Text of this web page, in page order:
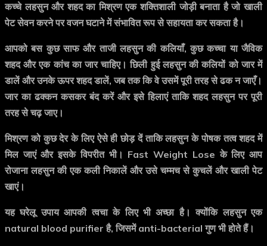
कच्चे लहसुन और शहद का मिश्रण एक शक्तिशाली जोड़ी बनाता है जो खाली
पेट सेवन करने पर वजन घटाने में संभावित रूप से सहायता कर सकता है।
आपको बस कुछ साफ और ताजी लहसुन की कलियाँ, कुछ कच्चा या जैविक
शहद और एक कांच का जार चाहिए। छिली हुई लहसुन की कलियों को जार में
डालें और उनके ऊपर शहद डालें, जब तक कि वे उसमें पूरी तरह से ढक न जाएँ।
जार का ढक्कन कसकर बंद करें और इसे हिलाएं ताकि शहद लहसुन पर पूरी
तरह से चढ़ जाए।
मिश्रण को कुछ देर के लिए ऐसे ही छोड़ दें ताकि लहसुन के पोषक तत्व शहद में
मिल जाएं और इसके विपरीत भी। Fast Weight Lose के लिए आप
रोजाना लहसुन की एक कली निकालें और उसे चम्मच से कुचलें और खाली पेट
खाएं।
यह घरेलू उपाय आपकी त्वचा के लिए भी अच्छा है। क्योंकि लहसुन एक
natural blood purifier है, जिसमें anti-bacterial गुण भी होते हैं।